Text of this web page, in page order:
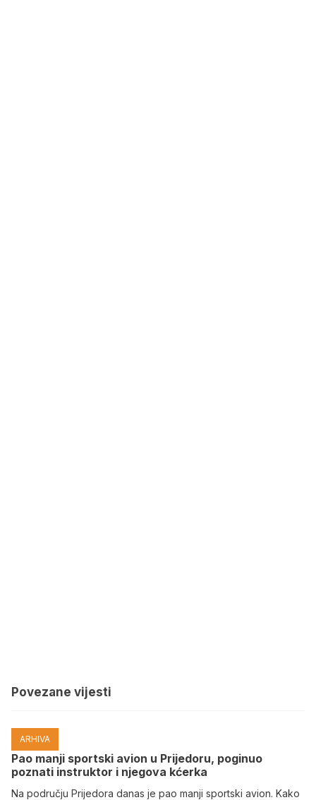
Povezane vijesti
ARHIVA
Pao manji sportski avion u Prijedoru, poginuo
poznati instruktor i njegova kćerka
Na području Prijedora danas je pao manji sportski avion. Kako